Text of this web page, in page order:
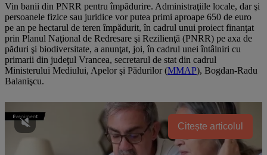
Vin banii din PNRR pentru împădurire. Administraţiile locale, dar şi
persoanele fizice sau juridice vor putea primi aproape 650 de euro
pe an pe hectarul de teren împădurit, în cadrul unui proiect finanţat
prin Planul Naţional de Redresare şi Rezilienţă (PNRR) pe axa de
păduri şi biodiversitate, a anunţat, joi, în cadrul unei întâlniri cu
primarii din judeţul Vrancea, secretarul de stat din cadrul
Ministerului Mediului, Apelor şi Pădurilor (MMAP), Bogdan-Radu
Balanişcu.
Citește articolul